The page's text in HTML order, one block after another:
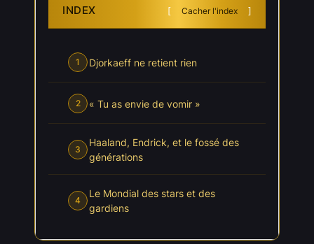
INDEX Cacher l'index
1 Djorkaeff ne retient rien
2 « Tu as envie de vomir »
3
Haaland, Endrick, et le fossé des
générations
4
Le Mondial des stars et des
gardiens